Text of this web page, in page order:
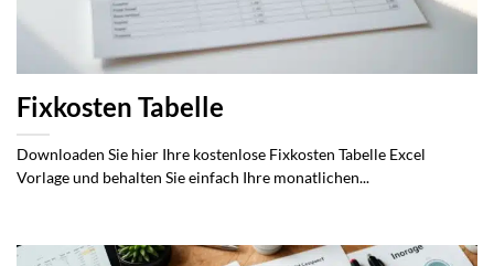
Fixkosten Tabelle
Downloaden Sie hier Ihre kostenlose Fixkosten Tabelle Excel
Vorlage und behalten Sie einfach Ihre monatlichen...